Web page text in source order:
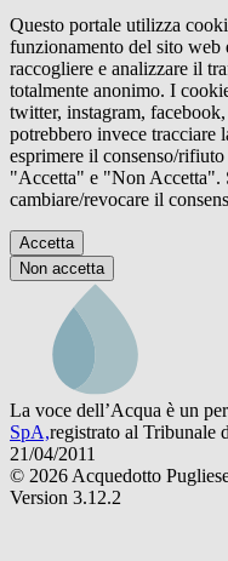
Questo portale utilizza
funzionamento del sito web
raccogliere e analizzare il
totalmente anonimo. I
twitter, instagram,
potrebbero invece tracciare
esprimere il consenso/
"Accetta" e "Non Accetta".
cambiare/revocare il
Accetta
Non accetta
La voce dell’Acqua è un
SpA,registrato al Tribunale
21/04/2011
© 2026 Acquedotto
Version 3.12.2